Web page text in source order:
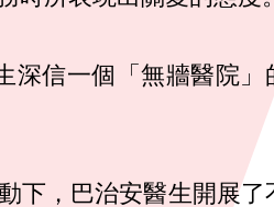
深信一個「無牆醫院」
下，巴治安醫生開展了